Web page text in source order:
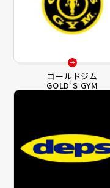
ゴールドジム
GOLD’S GYM